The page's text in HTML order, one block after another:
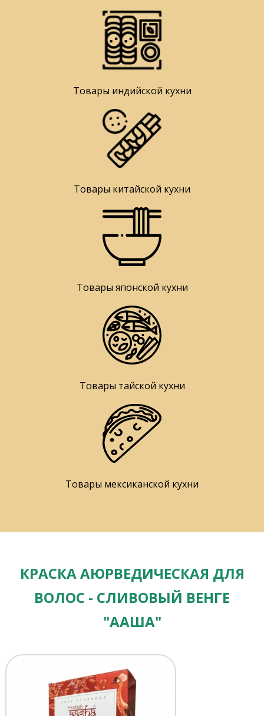
Товары индийской кухни
Товары китайской кухни
Товары японской кухни
Товары тайской кухни
Товары мексиканской кухни
КРАСКА АЮРВЕДИЧЕСКАЯ ДЛЯ
ВОЛОС - СЛИВОВЫЙ ВЕНГЕ
"ААША"